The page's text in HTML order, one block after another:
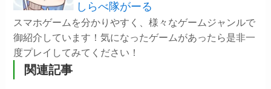
しらべ隊がーる
スマホゲームを分かりやすく、様々なゲームジャンルで
御紹介しています！気になったゲームがあったら是非一
度プレイしてみてください！
関連記事